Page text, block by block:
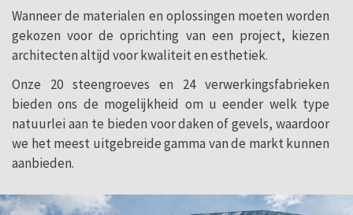
Wanneer de materialen en oplossingen moeten worden
gekozen voor de oprichting van een project, kiezen
architecten altijd voor kwaliteit en esthetiek.
Onze 20 steengroeves en 24 verwerkingsfabrieken
bieden ons de mogelijkheid om u eender welk type
natuurlei aan te bieden voor daken of gevels, waardoor
we het meest uitgebreide gamma van de markt kunnen
aanbieden.